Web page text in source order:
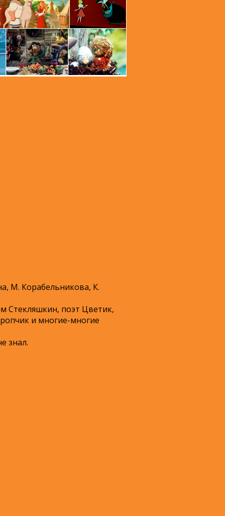
М. Корабельникова, К.
Стекляшкин, поэт Цветик,
и многие-многие
знал.